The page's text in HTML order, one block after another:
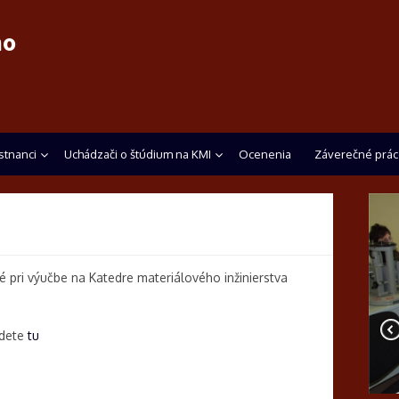
Uchádzači o štúdium na KMI Ocenenia Záverečné
pri výučbe na Katedre materiálového inžinierstva
tu